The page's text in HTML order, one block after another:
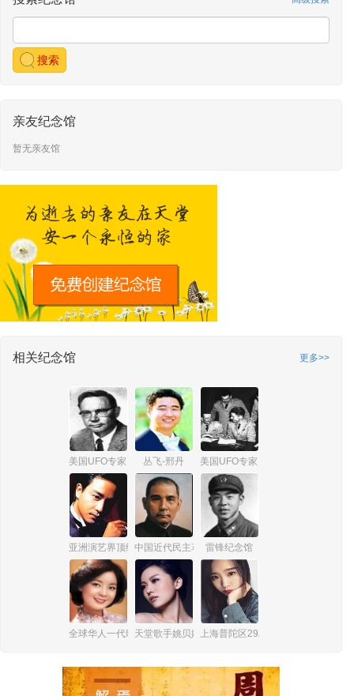
搜索
亲友纪念馆
暂无亲友馆
相关纪念馆 更多>>
美国UFO专家 詹姆斯·爱德华·麦克唐纳
丛飞-邢丹 美国UFO专家 爱德华·鲁伯特
亚洲演艺界顶级巨星张国荣中国近代民主革命伟大先行者孙中山
雷锋纪念馆
全球华人一代歌后邓丽君
天堂歌手姚贝娜 上海普陀区29岁女孩杨俪萍